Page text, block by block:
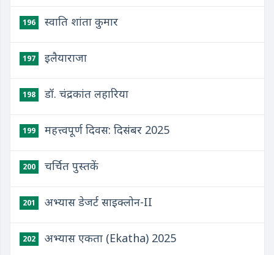
196 स्वाति शांता कुमार
197 इलैयाराजा
198 डॉ. चंद्रकांत लहारिया
199 महत्त्वपूर्ण दिवस: दिसंबर 2025
200 चर्चित पुस्तकें
201 अभ्यास डेजर्ट साइक्लोन-II
202 अभ्यास एकता (Ekatha) 2025